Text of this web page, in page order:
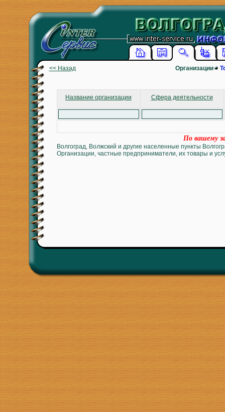
<< Назад Организации
Название организации Сфера деятельности
По вашему
Волгоград, Волжский и другие населенные пункты
Организации, частные предприниматели, их товары и